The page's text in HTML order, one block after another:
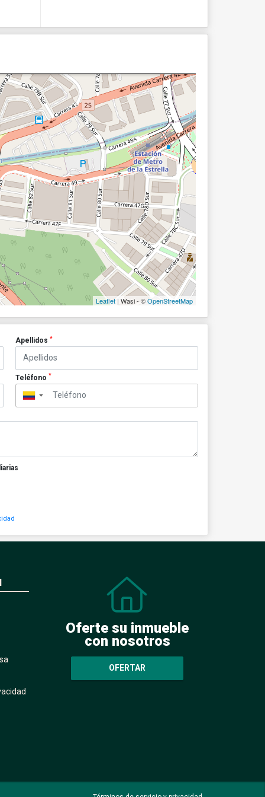
Leaflet| Wasi - ©OpenStreetMap
Apellidos *
Teléfono *
▼
Oferte su inmueble
con nosotros
OFERTAR